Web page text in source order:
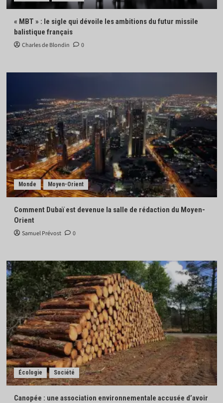
« MBT » : le sigle qui dévoile les ambitions du futur missile
balistique français
Charles de Blondin 0
Monde Moyen-Orient
Comment Dubaï est devenue la salle de rédaction du Moyen-
Orient
Samuel Prévost 0
Écologie Société
Canopée : une association environnementale accusée d’avoir